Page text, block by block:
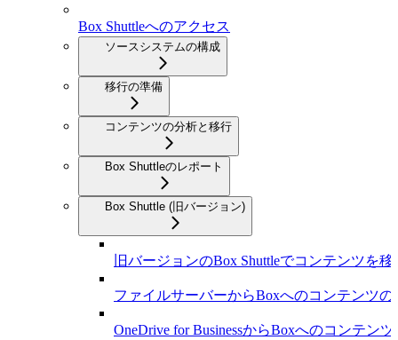
Box Shuttleへのアクセス
ソースシステムの構成
移行の準備
コンテンツの分析と移行
Box Shuttleのレポート
Box Shuttle (旧バージョン)
旧バージョンのBox Shuttleでコンテンツを
ファイルサーバーからBoxへのコンテンツの
OneDrive for BusinessからBoxへのコンテン